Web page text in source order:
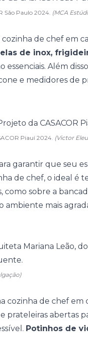
São Paulo 2024. (MCA
de chef em
de inox,
essenciais. Além
e medidores de
Piauí 2024. (Victor
garantir que seu
de chef, o ideal é
como sobre a
mais
cozinha de chef em
e prateleiras abertas
Potinhos de